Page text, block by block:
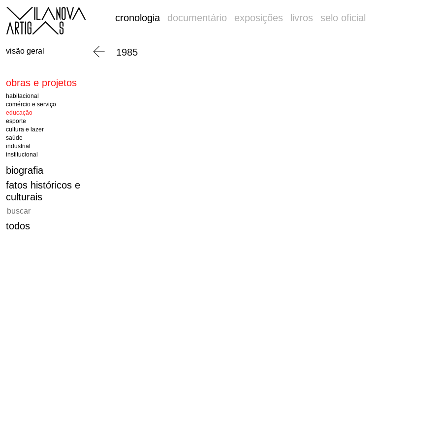
cronologia documentário exposições livros selo oficial
visão geral 1985
obras e projetos
habitacional
comércio e serviço
educação
esporte
cultura e lazer
saúde
industrial
institucional
biografia
fatos históricos e
culturais
todos